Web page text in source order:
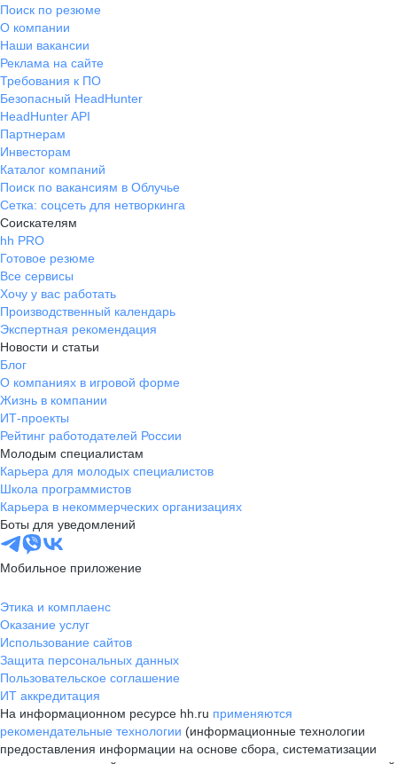
Поиск по резюме
О компании
Наши вакансии
Реклама на сайте
Требования к ПО
Безопасный HeadHunter
HeadHunter API
Партнерам
Инвесторам
Каталог компаний
Поиск по вакансиям в Облучье
Сетка: соцсеть для нетворкинга
Соискателям
hh PRO
Готовое резюме
Все сервисы
Хочу у вас работать
Производственный календарь
Экспертная рекомендация
Новости и статьи
Блог
О компаниях в игровой форме
Жизнь в компании
ИТ-проекты
Рейтинг работодателей России
Молодым специалистам
Карьера для молодых специалистов
Школа программистов
Карьера в некоммерческих организациях
Боты для уведомлений
Мобильное приложение
Этика и комплаенс
Оказание услуг
Использование сайтов
Защита персональных данных
Пользовательское соглашение
ИТ аккредитация
На информационном ресурсе hh.ru применяются
рекомендательные технологии (информационные технологии
предоставления информации на основе сбора, систематизации